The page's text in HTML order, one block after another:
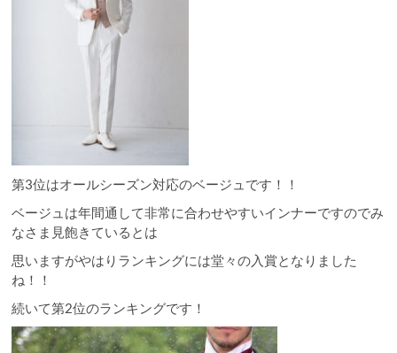
第3位はオールシーズン対応のベージュです！！
ベージュは年間通して非常に合わせやすいインナーですのでみ
なさま見飽きているとは
思いますがやはりランキングには堂々の入賞となりました
ね！！
続いて第2位のランキングです！